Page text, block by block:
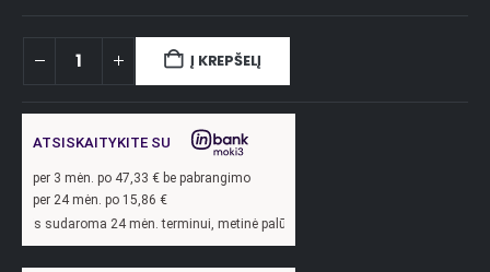
Į KREPŠELĮ
ATSISKAITYKITE SU
per 3 mėn. po 47,33 € be pabrangimo
per 24 mėn. po 15,86 €
24 mėn. terminui, metinė palūkanų norma – 13,9